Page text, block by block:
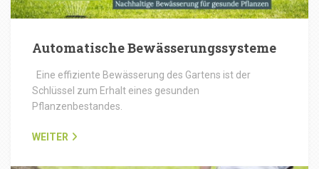
Automatische Bewässerungssysteme
Eine effiziente Bewässerung des Gartens ist der
Schlüssel zum Erhalt eines gesunden
Pflanzenbestandes.
WEITER